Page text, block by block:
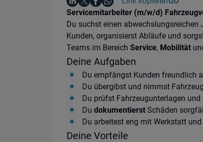
Teile diesen JobAuf WhatsApp teilen
Einleitung
Servicemitarbeiter (m/w/d)
Du suchst einen abwechslungsreichen
Kunden, organisierst Abläufe und
Teams im Bereich Service, Mobilität
Deine Aufgaben
Du empfängst Kunden freundlich
Du übergibst und nimmst
Du prüfst Fahrzeugunterlagen
Du dokumentierst Schäden
Du arbeitest eng mit Werkstatt
Deine Vorteile